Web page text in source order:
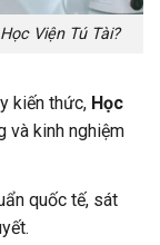
Viện Tú Tài?
kiến thức, Học
và kinh nghiệm
quốc tế, sát